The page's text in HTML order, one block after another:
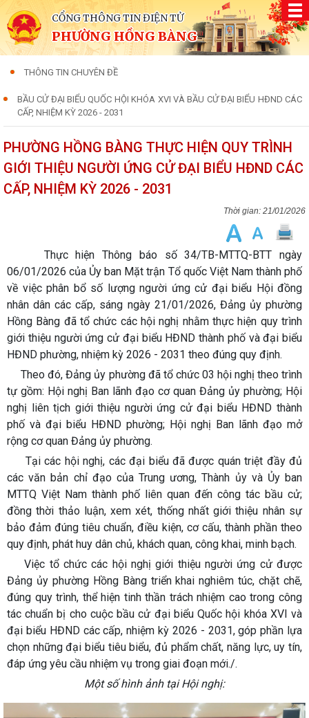
CỔNG THÔNG TIN ĐIỆN TỬ
PHƯỜNG HỒNG BÀNG
THÔNG TIN CHUYÊN ĐỀ
BẦU CỬ ĐẠI BIỂU QUỐC HỘI KHÓA XVI VÀ BẦU CỬ ĐẠI BIỂU HĐND CÁC
CẤP, NHIỆM KỲ 2026 - 2031
PHƯỜNG HỒNG BÀNG THỰC HIỆN QUY TRÌNH
GIỚI THIỆU NGƯỜI ỨNG CỬ ĐẠI BIỂU HĐND CÁC
CẤP, NHIỆM KỲ 2026 - 2031
21/01/2026
Thực hiện Thông báo số 34/TB-MTTQ-BTT ngày
06/01/2026 của Ủy ban Mặt trận Tổ quốc Việt Nam thành phố
về việc phân bổ số lượng người ứng cử đại biểu Hội đồng
nhân dân các cấp, sáng ngày 21/01/2026, Đảng ủy phường
Hồng Bàng đã tổ chức các hội nghị nhằm thực hiện quy trình
giới thiệu người ứng cử đại biểu HĐND thành phố và đại biểu
HĐND phường, nhiệm kỳ 2026 - 2031 theo đúng quy định.
Theo đó, Đảng ủy phường đã tổ chức 03 hội nghị theo trình
tự gồm: Hội nghị Ban lãnh đạo cơ quan Đảng ủy phường; Hội
nghị liên tịch giới thiệu người ứng cử đại biểu HĐND thành
phố và đại biểu HĐND phường; Hội nghị Ban lãnh đạo mở
rộng cơ quan Đảng ủy phường.
Tại các hội nghị, các đại biểu đã được quán triệt đầy đủ
các văn bản chỉ đạo của Trung ương, Thành ủy và Ủy ban
MTTQ Việt Nam thành phố liên quan đến công tác bầu cử;
đồng thời thảo luận, xem xét, thống nhất giới thiệu nhân sự
bảo đảm đúng tiêu chuẩn, điều kiện, cơ cấu, thành phần theo
quy định, phát huy dân chủ, khách quan, công khai, minh bạch.
Việc tổ chức các hội nghị giới thiệu người ứng cử được
Đảng ủy phường Hồng Bàng triển khai nghiêm túc, chặt chẽ,
đúng quy trình, thể hiện tinh thần trách nhiệm cao trong công
tác chuẩn bị cho cuộc bầu cử đại biểu Quốc hội khóa XVI và
đại biểu HĐND các cấp, nhiệm kỳ 2026 - 2031, góp phần lựa
chọn những đại biểu tiêu biểu, đủ phẩm chất, năng lực, uy tín,
đáp ứng yêu cầu nhiệm vụ trong giai đoạn mới./.
Một số hình ảnh tại Hội nghị: